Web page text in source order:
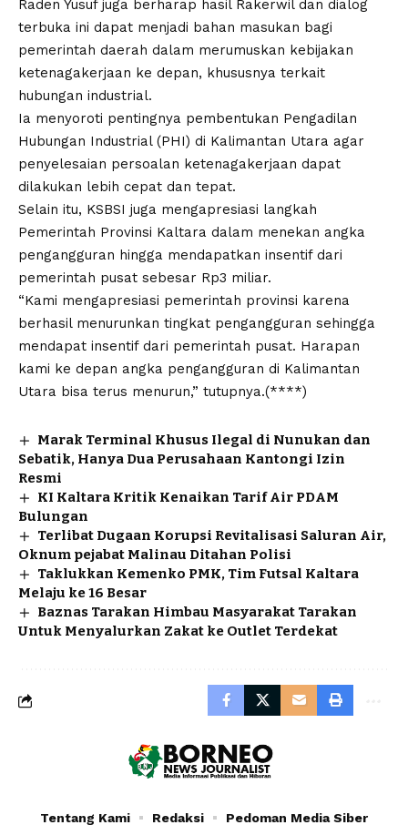
Raden Yusuf juga berharap hasil Rakerwil dan dialog
terbuka ini dapat menjadi bahan masukan bagi
pemerintah daerah dalam merumuskan kebijakan
ketenagakerjaan ke depan, khususnya terkait
hubungan industrial.
Ia menyoroti pentingnya pembentukan Pengadilan
Hubungan Industrial (PHI) di Kalimantan Utara agar
penyelesaian persoalan ketenagakerjaan dapat
dilakukan lebih cepat dan tepat.
Selain itu, KSBSI juga mengapresiasi langkah
Pemerintah Provinsi Kaltara dalam menekan angka
pengangguran hingga mendapatkan insentif dari
pemerintah pusat sebesar Rp3 miliar.
“Kami mengapresiasi pemerintah provinsi karena
berhasil menurunkan tingkat pengangguran sehingga
mendapat insentif dari pemerintah pusat. Harapan
kami ke depan angka pengangguran di Kalimantan
Utara bisa terus menurun,” tutupnya.(****)
Marak Terminal Khusus Ilegal di Nunukan dan
Sebatik, Hanya Dua Perusahaan Kantongi Izin
Resmi
KI Kaltara Kritik Kenaikan Tarif Air PDAM
Bulungan
Terlibat Dugaan Korupsi Revitalisasi Saluran Air,
Oknum pejabat Malinau Ditahan Polisi
Taklukkan Kemenko PMK, Tim Futsal Kaltara
Melaju ke 16 Besar
Baznas Tarakan Himbau Masyarakat Tarakan
Untuk Menyalurkan Zakat ke Outlet Terdekat
Tentang Kami Redaksi Pedoman Media Siber